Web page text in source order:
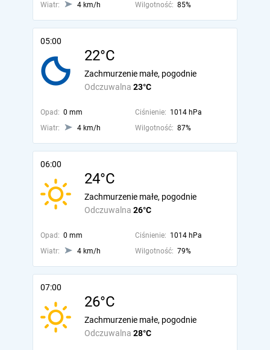
Wiatr:
4 km/h Wilgotność: 85%
05:00
22°C
Odczuwalna 23°C
Zachmurzenie małe, pogodnie
Opad: 0 mm Ciśnienie: 1014 hPa
Wiatr:
4 km/h Wilgotność: 87%
06:00
24°C
Odczuwalna 26°C
Zachmurzenie małe, pogodnie
Opad: 0 mm Ciśnienie: 1014 hPa
Wiatr:
4 km/h Wilgotność: 79%
07:00
26°C
Odczuwalna 28°C
Zachmurzenie małe, pogodnie